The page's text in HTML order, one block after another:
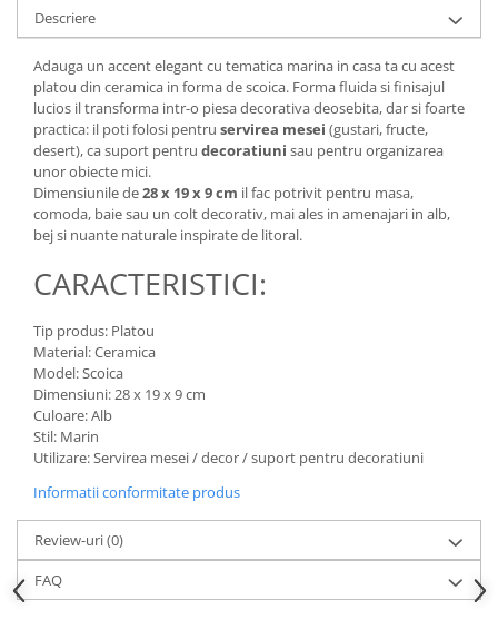
Descriere
Adauga un accent elegant cu tematica marina in casa ta cu acest
platou din ceramica in forma de scoica. Forma fluida si finisajul
lucios il transforma intr-o piesa decorativa deosebita, dar si foarte
practica: il poti folosi pentru servirea mesei (gustari, fructe,
desert), ca suport pentru decoratiuni sau pentru organizarea
unor obiecte mici.
Dimensiunile de28 x 19 x 9 cm il fac potrivit pentru masa,
comoda, baie sau un colt decorativ, mai ales in amenajari in alb,
bej si nuante naturale inspirate de litoral.
CARACTERISTICI:
Tip produs: Platou
Material: Ceramica
Model: Scoica
Dimensiuni: 28 x 19 x 9 cm
Culoare: Alb
Stil: Marin
Utilizare: Servirea mesei / decor / suport pentru decoratiuni
Informatii conformitate produs
Review-uri(0)
FAQ